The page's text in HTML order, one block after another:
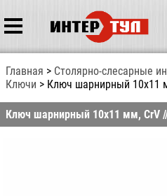
Главная
Столярно-слесарные
Ключи
Ключ шарнирный 10х11
Ключ шарнирный 10х11 мм, CrV